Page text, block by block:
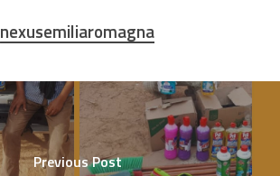
nexusemiliaromagna
Previous Post